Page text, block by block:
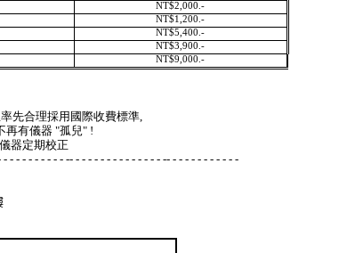
NT$2,000.-
NT$1,200.-
NT$5,400.-
NT$3,900.-
NT$9,000.-
先合理採用國際收費標準,
再有儀器 "孤兒" !
校正
- -- - - - - - - - - - - - - - - -- - - - - - - - - - - -